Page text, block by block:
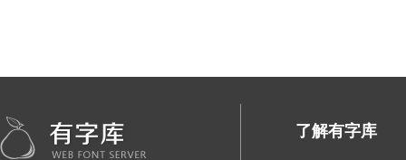
了解有字库